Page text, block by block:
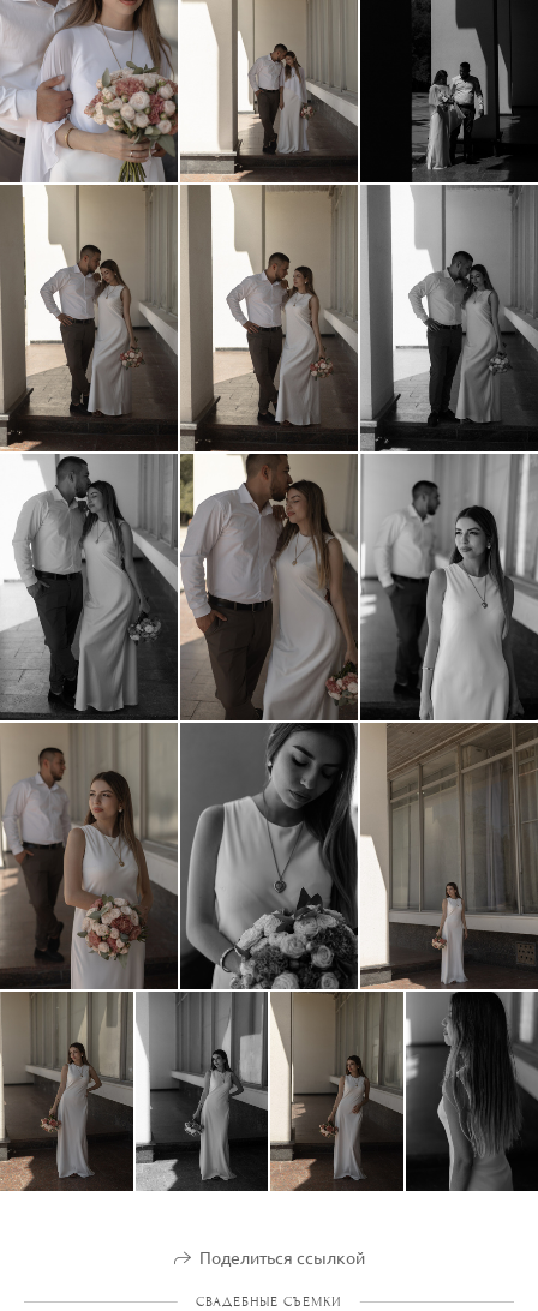
Поделиться ссылкой
СВАДЕБНЫЕ СЪЕМКИ